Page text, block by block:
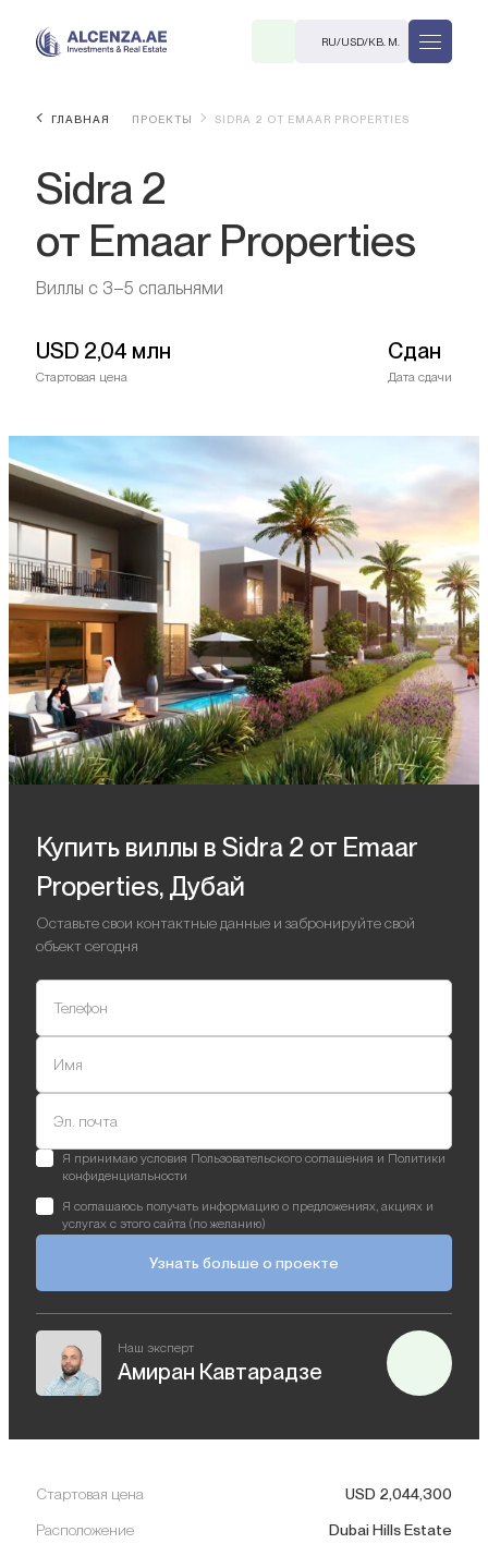
RU/USD/КВ. М.
ГЛАВНАЯ ПРОЕКТЫ SIDRA 2 ОТ EMAAR PROPERTIES
Sidra 2
от Emaar Properties
Виллы с 3–5 спальнями
USD 2,04 млн
Стартовая цена
Сдан
Дата сдачи
Купить виллы в Sidra 2 от Emaar
Properties, Дубай
Оставьте свои контактные данные и забронируйте свой
объект сегодня
Телефон
Имя
Эл. почта
Я принимаю условия Пользовательского соглашения и Политики
конфиденциальности
Я соглашаюсь получать информацию о предложениях, акциях и
услугах с этого сайта (по желанию)
Узнать больше о проекте
Наш эксперт
Амиран Кавтарадзе
Стартовая цена USD 2,044,300
Расположение Dubai Hills Estate